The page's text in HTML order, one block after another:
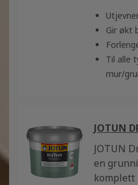
Gir økt
Til alle
mur/
JOTUN
JOTUN
en
komplett